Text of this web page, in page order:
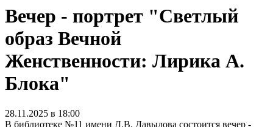
Вечер - портрет "Светлый
образ Вечной
Женственности: Лирика А.
Блока"
28.11.2025 в 18:00
В библиотеке №11 имени Д.В. Давыдова состоится вечер -